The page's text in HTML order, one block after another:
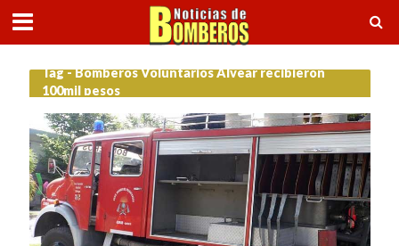
Tag - Bomberos Voluntarios Alvear recibieron
100mil pesos